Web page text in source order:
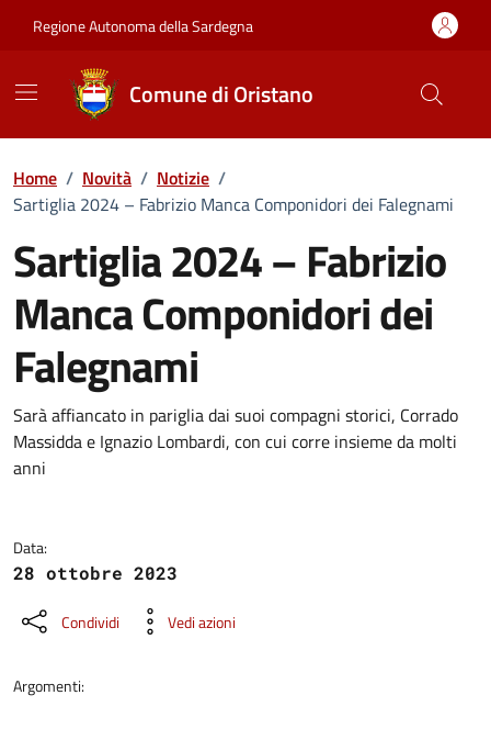
Regione Autonoma della Sardegna
Comune di Oristano
Home / Novità / Notizie /
Sartiglia 2024 – Fabrizio Manca Componidori dei Falegnami
Sartiglia 2024 – Fabrizio
Manca Componidori dei
Falegnami
Dettagli della notizia
Sarà affiancato in pariglia dai suoi compagni storici, Corrado
Massidda e Ignazio Lombardi, con cui corre insieme da molti
anni
Data:
28 ottobre 2023
Condividi Vedi azioni
Argomenti: